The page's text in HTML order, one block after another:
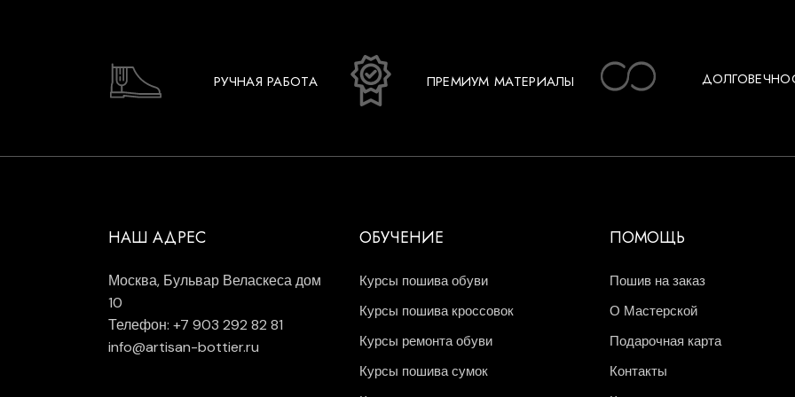
РУЧНАЯ РАБОТА ПРЕМИУМ МАТЕРИАЛЫ
НАШ АДРЕС
Москва, Бульвар Веласкеса дом
10
Телефон: +7 903 292 82 81
info@artisan-bottier.ru
ОБУЧЕНИЕ
Курсы пошива обуви
Курсы пошива кроссовок
Курсы ремонта обуви
Курсы пошива сумок
ПОМОЩЬ
Пошив на заказ
О Мастерской
Подарочная карта
Контакты